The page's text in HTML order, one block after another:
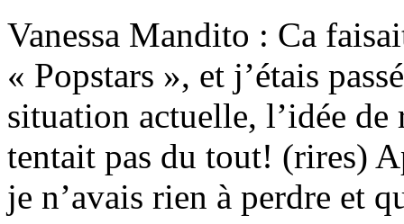
Vanessa Mandito : Ca
« Popstars », et j’étais
situation actuelle, l’idée de
tentait pas du tout! (rires)
je n’avais rien à perdre et